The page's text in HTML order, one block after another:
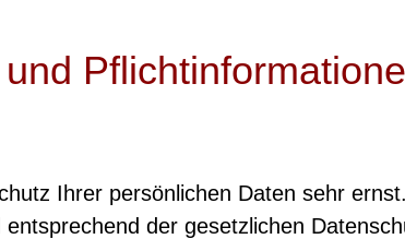
Ihrer persönlichen Daten sehr
der gesetzlichen